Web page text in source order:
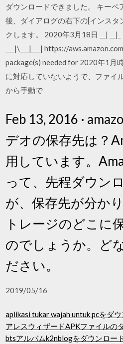
ダウンロードできました。 キーペ
後、ダイアログの右下の[インスタ
クします。 2020年3月18日 __|
___|\___|___| https://
package(s) needed for 2020年1月
に対応していないようで、ファイ
から手動で
Feb 13, 2016 ·
デオの保存先は？
用しています。
って、先程ダウン
が、保存先が分か
トレージのどこに
のでしょうか。ど
ださい。
2019/05/16
aplikasi tukar wajah untuk pcをダ
アレスウィザードAPKファイルの
btsアルバムk2nblogをダウンロー